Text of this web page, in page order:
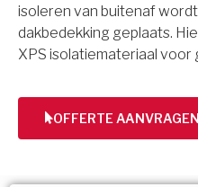
isoleren van buitenaf
dakbedekking geplaats.
XPS isolatiemateriaal voor
OFFERTE AANVRAGEN